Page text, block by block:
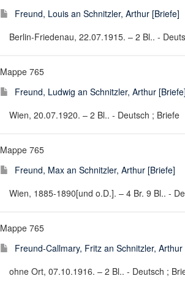
Freund, Louis an Schnitzler, Arthur [Briefe]
Berlin-Friedenau, 22.07.1915. – 2 Bl.. -
Mappe 765
Freund, Ludwig an Schnitzler, Arthur
Wien, 20.07.1920. – 2 Bl.. - Deutsch ; Briefe
Mappe 765
Freund, Max an Schnitzler, Arthur [Briefe]
Wien, 1885-1890[und o.D.]. – 4 Br. 9 Bl.. -
Mappe 765
Freund-Callmary, Fritz an Schnitzler,
ohne Ort, 07.10.1916. – 2 Bl.. - Deutsch ;